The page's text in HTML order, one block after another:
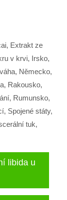
, Extrakt ze
v krvi, Irsko,
, Německo,
, Rakousko,
, Rumunsko,
, Spojené státy,
tuk,
libida u